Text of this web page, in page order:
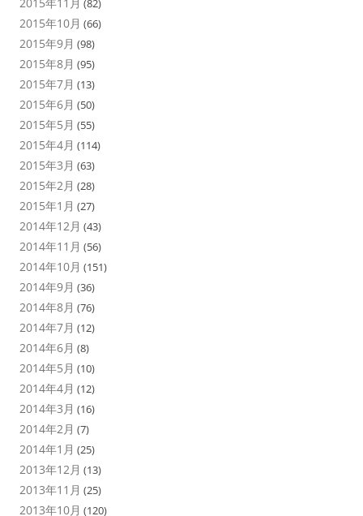
(82)
2015年10月 (66)
2015年9月 (98)
2015年8月 (95)
2015年7月 (13)
2015年6月 (50)
2015年5月 (55)
2015年4月 (114)
2015年3月 (63)
2015年2月 (28)
2015年1月 (27)
2014年12月 (43)
2014年11月 (56)
2014年10月 (151)
2014年9月 (36)
2014年8月 (76)
2014年7月 (12)
2014年6月 (8)
2014年5月 (10)
2014年4月 (12)
2014年3月 (16)
2014年2月 (7)
2014年1月 (25)
2013年12月 (13)
2013年11月 (25)
2013年10月 (120)